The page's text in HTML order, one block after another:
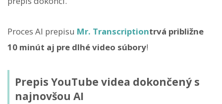
Proces AI prepisu Mr. Transcriptiontrvá približne
10 minút aj pre dlhé video súbory!
Prepis YouTube videa dokončený s
najnovšou AI